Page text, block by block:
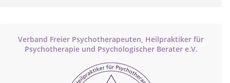
Verband Freier Psychotherapeuten, Heilpraktiker für
Psychotherapie und Psychologischer Berater e.V.